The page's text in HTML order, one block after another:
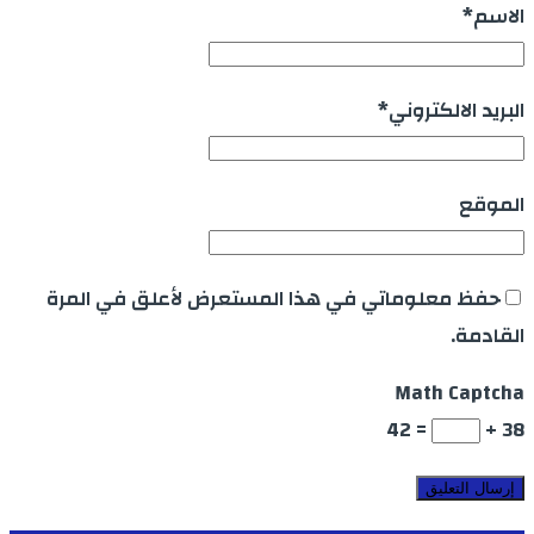
الاسم*
البريد الالكتروني*
الموقع
حفظ معلوماتي في هذا المستعرض لأعلق في المرة
القادمة.
Math Captcha
38 +
= 42